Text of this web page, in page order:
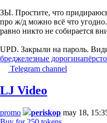
ЗЫ. Простите, что
про ж/д можно всё что
равно никто не собирается
UPD. Закрыли на пароль.
бреджелезные дороги
Telegram channel
LJ Video
promo periskop may 18,